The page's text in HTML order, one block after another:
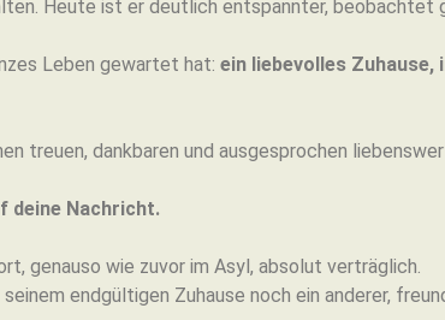
Heute ist er deutlich entspannter, beobachtet
Leben gewartet hat: ein liebevolles Zuhause,
treuen, dankbaren und ausgesprochen
deine Nachricht.
genauso wie zuvor im Asyl, absolut verträglich.
endgültigen Zuhause noch ein anderer,